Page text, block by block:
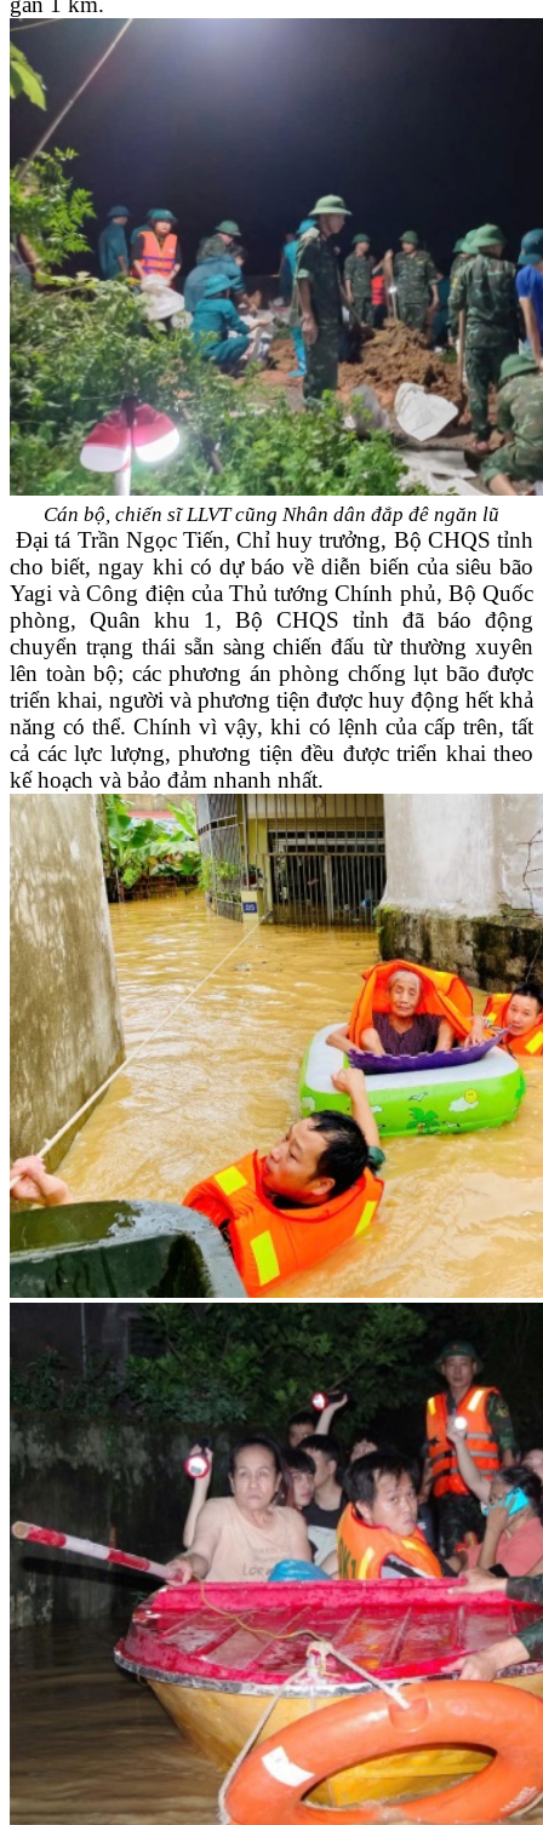
Cán bộ, chiến sĩ LLVT cũng Nhân dân đắp đê ngăn lũ
Đại tá Trần Ngọc Tiến, Chỉ huy trưởng, Bộ CHQS tỉnh
cho biết, ngay khi có dự báo về diễn biến của siêu bão
Yagi và Công điện của Thủ tướng Chính phủ, Bộ Quốc
phòng, Quân khu 1, Bộ CHQS tỉnh đã báo động
chuyển trạng thái sẵn sàng chiến đấu từ thường xuyên
lên toàn bộ; các phương án phòng chống lụt bão được
triển khai, người và phương tiện được huy động hết khả
năng có thể. Chính vì vậy, khi có lệnh của cấp trên, tất
cả các lực lượng, phương tiện đều được triển khai theo
kế hoạch và bảo đảm nhanh nhất.